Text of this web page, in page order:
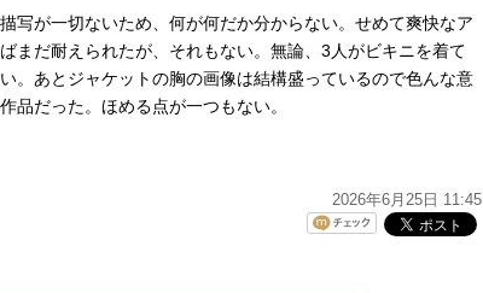
写が一切ないため、何が何だか分からない。せめて爽快なア
まだ耐えられたが、それもない。無論、3人がビキニを着て
。あとジャケットの胸の画像は結構盛っているので色んな意
品だった。ほめる点が一つもない。
2026年6月25日 11:45